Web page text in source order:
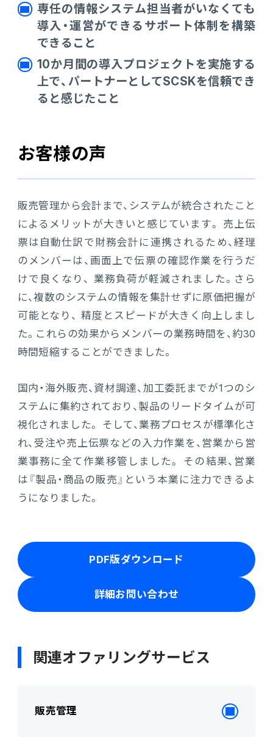
専任の情報システム担当者がいなくても
導入・運営ができるサポート体制を構築
できること
10か月間の導入プロジェクトを実施する
上で、パートナーとしてSCSKを信頼でき
ると感じたこと
お客様の声
販売管理から会計まで、システムが統合されたこと
によるメリットが大きいと感じています。 売上伝
票は自動仕訳で財務会計に連携されるため、経理
のメンバーは、画面上で伝票の確認作業を行うだ
けで良くなり、 業務負荷が軽減されました。さら
に、複数のシステムの情報を集計せずに原価把握が
可能となり、 精度とスピードが大きく向上しまし
た。これらの効果からメンバーの業務時間を、約30
時間短縮することができました。
国内・海外販売、資材調達、加工委託までが1つのシ
ステムに集約されており、製品のリードタイムが可
視化されました。 そして、業務プロセスが標準化さ
れ、受注や売上伝票などの入力作業を、営業から営
業事務に全て作業移管しました。 その結果、営業
は『製品・商品の販売』という本業に注力できるよ
うになりました。
PDF版ダウンロード
詳細お問い合わせ
関連オファリングサービス
販売管理